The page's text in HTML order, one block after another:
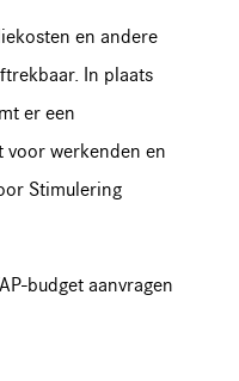
en andere
In plaats
er een
voor werkenden en
Stimulering
budget aanvragen